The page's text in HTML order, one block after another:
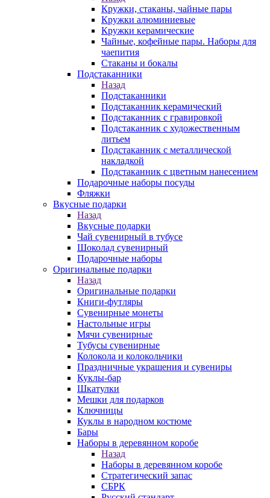
Кружки, стаканы, чайные пары
Кружки алюминиевые
Кружки керамические
Чайные, кофейные пары. Наборы для
чаепития
Стаканы и бокалы
Подстаканники
Назад
Подстаканники
Подстаканник керамический
Подстаканник c гравировкой
Подстаканник с художественным
литьем
Подстаканник с металлической
накладкой
Подстаканник с цветным нанесением
Подарочные наборы посуды
Фляжки
Вкусные подарки
Назад
Вкусные подарки
Чай сувенирный в тубусе
Шоколад сувенирный
Подарочные наборы
Оригинальные подарки
Назад
Оригинальные подарки
Книги-футляры
Сувенирные монеты
Настольные игры
Мячи сувенирные
Тубусы сувенирные
Колокола и колокольчики
Праздничные украшения и сувениры
Куклы-бар
Шкатулки
Мешки для подарков
Ключницы
Куклы в народном костюме
Бары
Наборы в деревянном коробе
Назад
Наборы в деревянном коробе
Стратегический запас
СБРК